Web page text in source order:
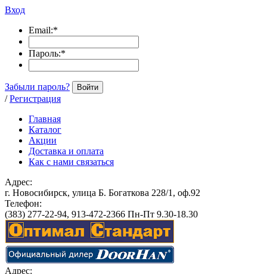
Вход
Email:*
Пароль:*
Забыли пароль? Войти
/ Регистрация
Главная
Каталог
Акции
Доставка и оплата
Как с нами связаться
Адрес:
г. Новосибирск, улица Б. Богаткова 228/1, оф.92
Телефон:
(383) 277-22-94, 913-472-2366 Пн-Пт 9.30-18.30
Адрес: